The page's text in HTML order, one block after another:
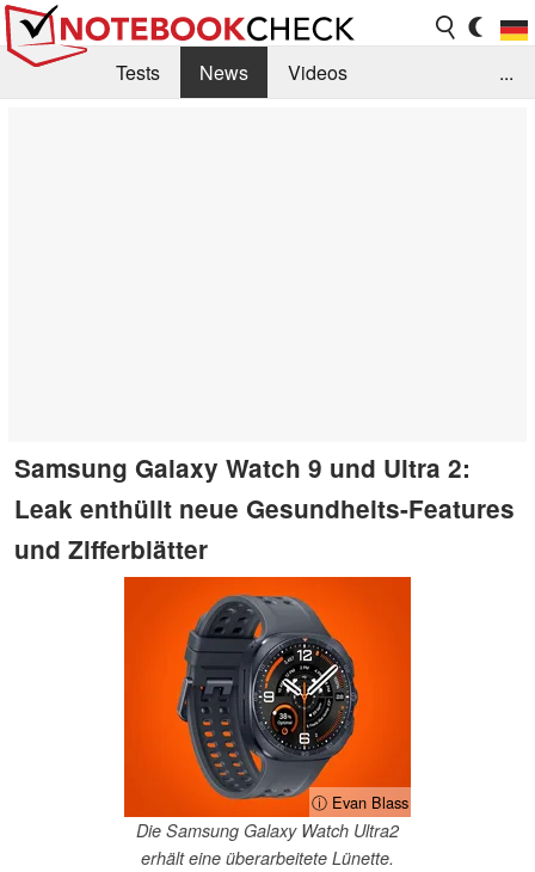
Tests News
Videos
...
Samsung Galaxy Watch 9 und Ultra 2:
Leak enthüllt neue Gesundheits-Features
und Zifferblätter
ⓘ Evan Blass
Die Samsung Galaxy Watch Ultra2
erhält eine überarbeitete Lünette.